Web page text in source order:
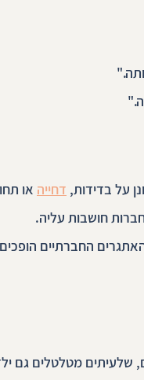
על בדידות, דחייה או
חושבות עליה.
החברתיים הופכים
שלעיתים מטלטלים גם